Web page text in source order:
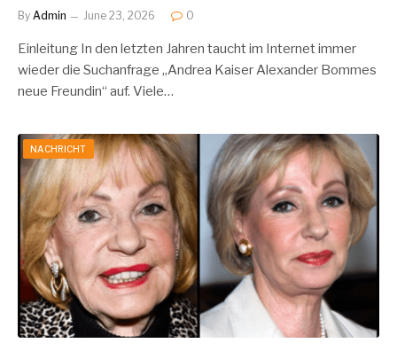
By Admin June 23, 2026 0
Einleitung In den letzten Jahren taucht im Internet immer
wieder die Suchanfrage „Andrea Kaiser Alexander Bommes
neue Freundin“ auf. Viele…
NACHRICHT